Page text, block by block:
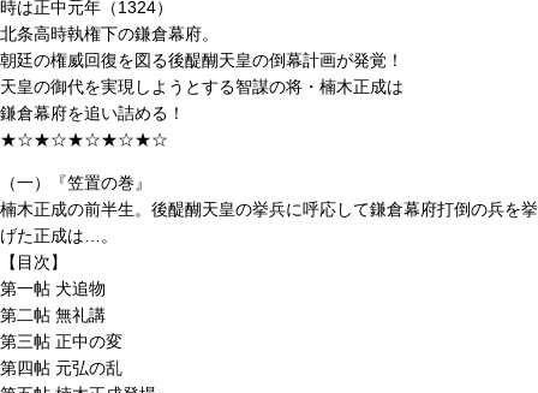
時は正中元年（1324）
北条高時執権下の鎌倉幕府。
朝廷の権威回復を図る後醍醐天皇の倒幕計画が発覚！
天皇の御代を実現しようとする智謀の将・楠木正成は
鎌倉幕府を追い詰める！
★☆★☆★☆★☆★☆
（一）『笠置の巻』
楠木正成の前半生。後醍醐天皇の挙兵に呼応して鎌倉幕府打倒の兵を挙
げた正成は…。
【目次】
第一帖 犬追物
第二帖 無礼講
第三帖 正中の変
第四帖 元弘の乱